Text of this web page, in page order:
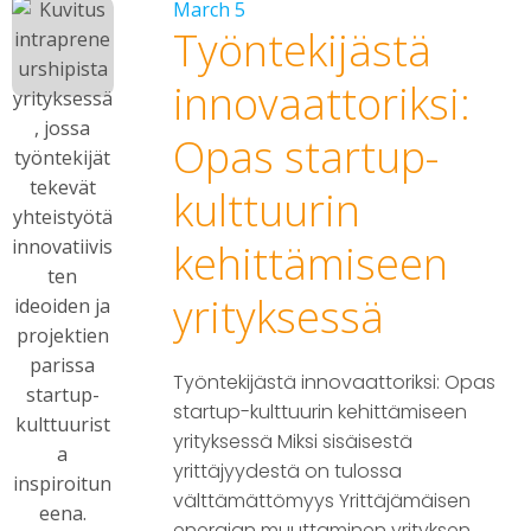
March 5
Työntekijästä
innovaattoriksi:
Opas startup-
kulttuurin
kehittämiseen
yrityksessä
Työntekijästä innovaattoriksi: Opas
startup-kulttuurin kehittämiseen
yrityksessä Miksi sisäisestä
yrittäjyydestä on tulossa
välttämättömyys Yrittäjämäisen